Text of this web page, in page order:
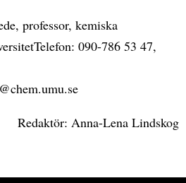
professor, kemiska
090-786 53 47,
Redaktör: Anna-Lena Lindskog